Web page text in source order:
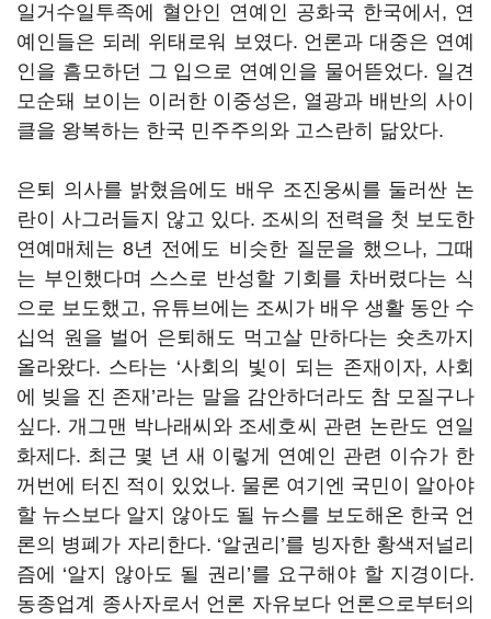
일거수일투족에 혈안인 연예인 공화국 한국에서, 연
예인들은 되레 위태로워 보였다. 언론과 대중은 연예
인을 흠모하던 그 입으로 연예인을 물어뜯었다. 일견
모순돼 보이는 이러한 이중성은, 열광과 배반의 사이
클을 왕복하는 한국 민주주의와 고스란히 닮았다.
은퇴 의사를 밝혔음에도 배우 조진웅씨를 둘러싼 논
란이 사그러들지 않고 있다. 조씨의 전력을 첫 보도한
연예매체는 8년 전에도 비슷한 질문을 했으나, 그때
는 부인했다며 스스로 반성할 기회를 차버렸다는 식
으로 보도했고, 유튜브에는 조씨가 배우 생활 동안 수
십억 원을 벌어 은퇴해도 먹고살 만하다는 숏츠까지
올라왔다. 스타는 ‘사회의 빛이 되는 존재이자, 사회
에 빚을 진 존재’라는 말을 감안하더라도 참 모질구나
싶다. 개그맨 박나래씨와 조세호씨 관련 논란도 연일
화제다. 최근 몇 년 새 이렇게 연예인 관련 이슈가 한
꺼번에 터진 적이 있었나. 물론 여기엔 국민이 알아야
할 뉴스보다 알지 않아도 될 뉴스를 보도해온 한국 언
론의 병폐가 자리한다. ‘알권리’를 빙자한 황색저널리
즘에 ‘알지 않아도 될 권리’를 요구해야 할 지경이다.
동종업계 종사자로서 언론 자유보다 언론으로부터의